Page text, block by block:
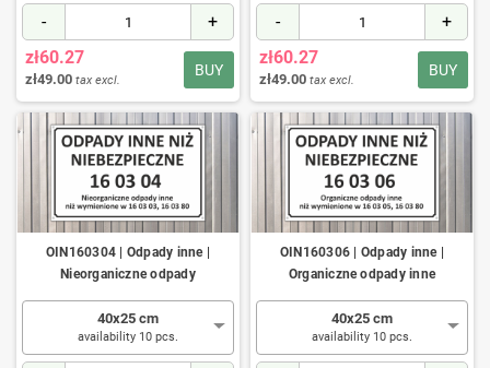
- +
BUY
zł60.27
zł49.00 tax excl.
- +
BUY
zł60.27
zł49.00 tax excl.
OIN160304 | Odpady inne |
Nieorganiczne odpady
40x25 cm
availability 10 pcs.
OIN160306 | Odpady inne |
Organiczne odpady inne
40x25 cm
availability 10 pcs.